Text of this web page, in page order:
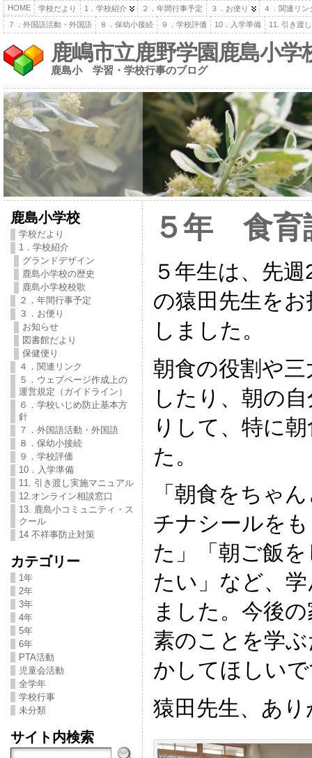
HOME 学校だより 1．学校紹介 ２．年間行事予定 ３．お便り
４．関連リン
７．外国語活動・外国語
８．保幼小接続 ９．学校評価 10．入学準備 11. 引き渡
鹿嶋市立鹿野学園鹿島小学
鹿島小 学習・学校行事のブログ
鹿島小学校
学校だより
1．学校紹介
グランドデザイン
鹿島小学校の歴史
鹿島小学校校歌
２．年間行事予定
３．お便り
お知らせ
図書館だより
保健便り
４．関連リンク
５．ウェブページ作成上の
運営規定（ガイドライン）
６．学校いじめ防止基本方
針
７．外国語活動・外国語
８．保幼小接続
９．学校評価
10．入学準備
11. 引き渡し実施マニュアル
12.オンライン相談窓口
13. 鹿島小コミュニティ・ス
クール
14 不祥事防止対策
カテゴリー
1年
2年
3年
4年
5年
6年
PTA活動
児童会活動
全学年
学校行事
未分類
サイト内検索
５年 食育
５年生は、先
の猿田先生を
しました。
朝食の役割や
したり、朝の
りして、特に
た。
「朝食をちゃ
チナシールを
た」「朝ご飯
たい」など、
ました。今後
素のことを学
かしてほしい
猿田先生、あ